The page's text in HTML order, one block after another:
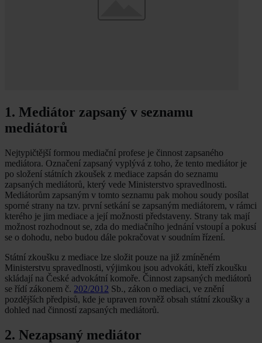
1. Mediátor zapsaný v seznamu
mediátorů
Nejtypičtější formou mediační profese je činnost zapsaného
mediátora. Označení zapsaný vyplývá z toho, že tento mediátor je
po složení státních zkoušek z mediace zapsán do seznamu
zapsaných mediátorů, který vede Ministerstvo spravedlnosti.
Mediátorům zapsaným v tomto seznamu pak mohou soudy posílat
sporné strany na tzv. první setkání se zapsaným mediátorem, v rámci
kterého je jim mediace a její možnosti představeny. Strany tak mají
možnost rozhodnout se, zda do mediačního jednání vstoupí a pokusí
se o dohodu, nebo budou dále pokračovat v soudním řízení.
Státní zkoušku z mediace lze složit pouze na již zmíněném
Ministerstvu spravedlnosti, výjimkou jsou advokáti, kteří zkoušku
skládají na České advokátní komoře. Činnost zapsaných mediátorů
se řídí zákonem č. 202/2012 Sb., zákon o mediaci, ve znění
pozdějších předpisů, kde je upraven rovněž obsah státní zkoušky a
dohled nad činností zapsaných mediátorů.
2. Nezapsaný mediátor